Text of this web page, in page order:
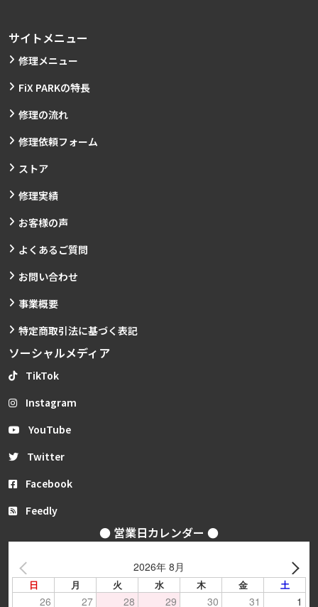
サイトメニュー
修理メニュー
FiX PARKの特長
修理の流れ
修理依頼フォーム
ストア
修理実績
お客様の声
よくあるご質問
お問い合わせ
事業概要
特定商取引法に基づく表記
ソーシャルメディア
TikTok
Instagram
YouTube
Twitter
Facebook
Feedly
● 営業日カレンダー ●
2026年 8月
日 月 火 水 木 金 土
26 27 28 29 30 31 1